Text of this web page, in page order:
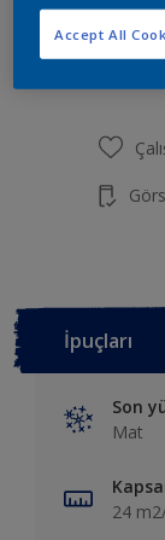
İpuçları
Son
Mat
24
Accept All